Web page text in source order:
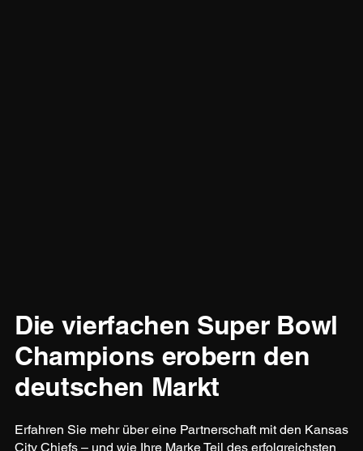
Die vierfachen Super Bowl
Champions erobern den
deutschen Markt
Erfahren Sie mehr über eine Partnerschaft mit den Kansas
City Chiefs – und wie Ihre Marke Teil des erfolgreichsten